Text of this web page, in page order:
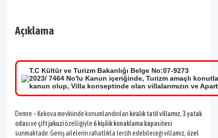
Açıklama
T.C Kültür ve Turizm Bakanlığı Belge No:07-9273
2023/ 7464 No'lu Kanun içeriğinde, Turizm amaçlı
kanun olup, Villa konseptinde olan villalarımızın ve
Demre – Kekova mevkiinde konumlandırılan kiralık tatil villamız,3 yatak
odasıve çift jakuziözelliğiyle 6 kişilik konaklama kapasitesi
sunmaktadır. Geniş ailelerin rahatlıkla tercih edebileceği villamız, özel